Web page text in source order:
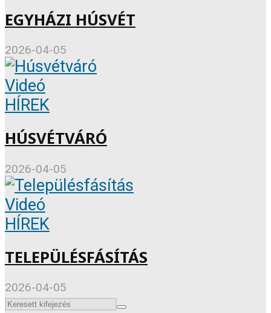
EGYHÁZI HÚSVÉT
2026-04-05
Videó
HÍREK
HÚSVÉTVÁRÓ
2026-04-05
Videó
HÍREK
TELEPÜLÉSFÁSÍTÁS
2026-04-05